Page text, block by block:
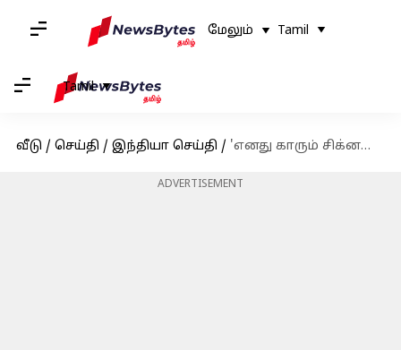
மேலும் Tamil
Tamil
வீடு / செய்தி / இந்தியா செய்தி / 'எனது காரும் சிக்னலில் நின்று செல்லும்' - புதுச்சேரி முதல்வர் ரங்கசாமி
ADVERTISEMENT